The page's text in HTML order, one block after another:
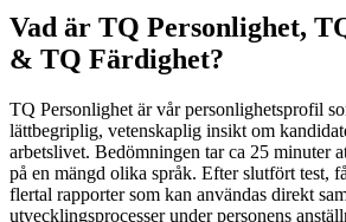
Vad är TQ Personlighet,
& TQ Färdighet?
TQ Personlighet är vår personlighetsprofil
lättbegriplig, vetenskaplig insikt om
arbetslivet. Bedömningen tar ca 25 minuter
på en mängd olika språk. Efter slutfört test,
flertal rapporter som kan användas direkt
utvecklingsprocesser under personens